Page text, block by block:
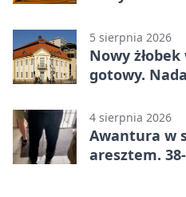
5 sierpnia 2026
Nowy
gotowy.
4 sierpnia 2026
Awantura w
aresztem.